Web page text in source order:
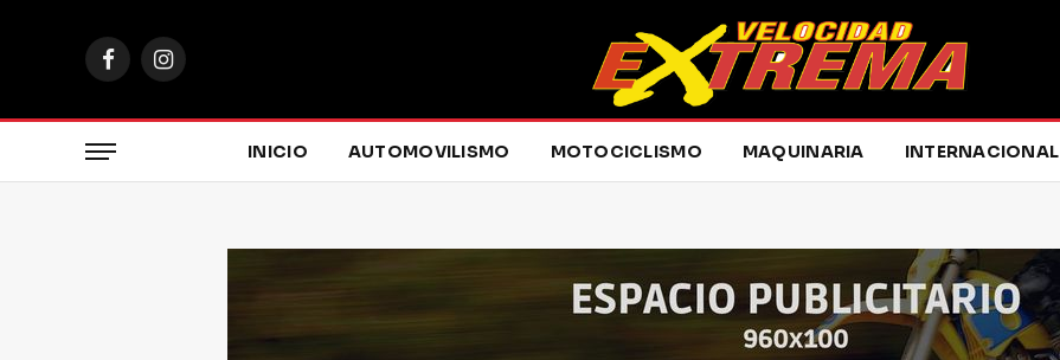
FacebookInstagram
INICIO AUTOMOVILISMO MOTOCICLISMO MAQUINARIA INTERNACIONAL